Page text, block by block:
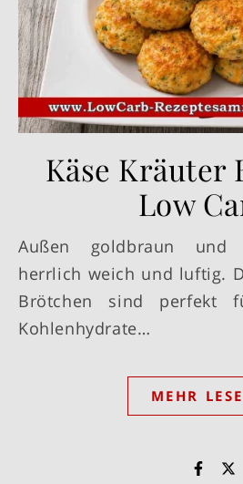
Käse Kräuter
Low
Außen goldbraun und knusprig, innen
herrlich weich und luftig.
Brötchen sind perfekt
Kohlenhydrate…
MEHR